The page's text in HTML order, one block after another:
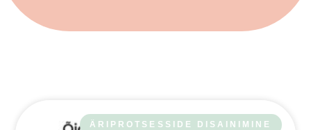
ÄRIPROTSESSIDE DISAINIMINE